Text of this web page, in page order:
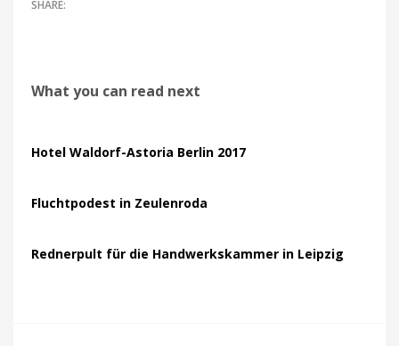
What you can read next
Hotel Waldorf-Astoria Berlin 2017
Fluchtpodest in Zeulenroda
Rednerpult für die Handwerkskammer in Leipzig